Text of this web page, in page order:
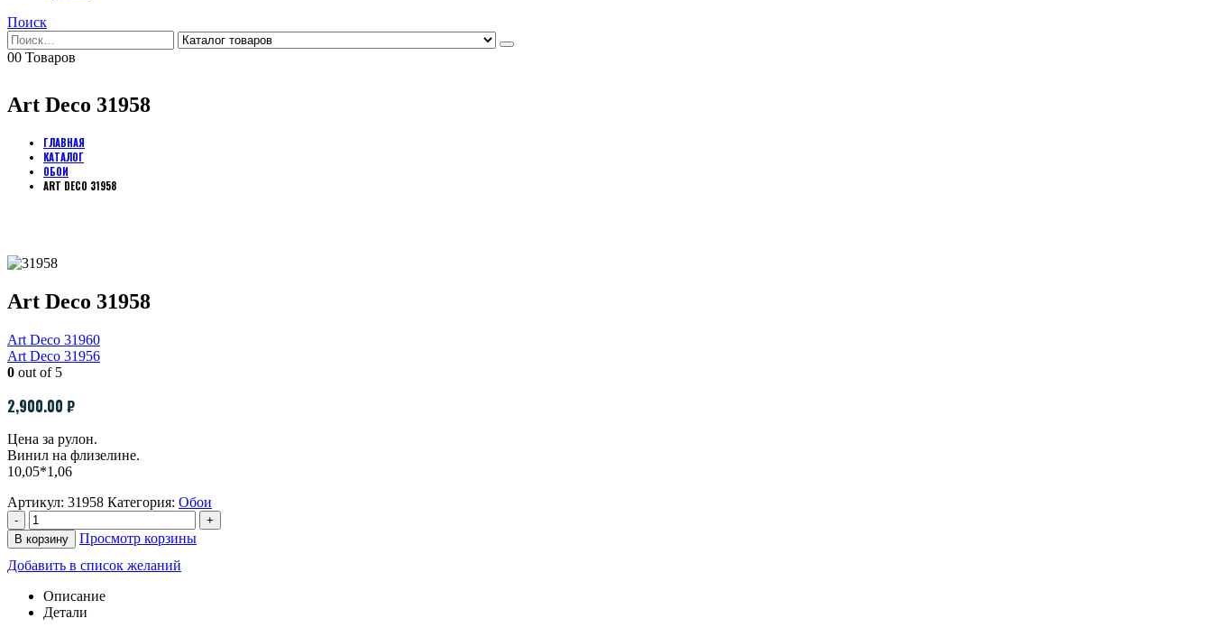
Поиск
00 Товаров
Art Deco 31958
ГЛАВНАЯ
КАТАЛОГ
ОБОИ
ART DECO 31958
Art Deco 31958
Art Deco 31960
Art Deco 31956
0 out of 5
2,900.00 ₽
Цена за рулон.
Винил на флизелине.
10,05*1,06
Артикул: 31958 Категория: Обои
-
+
В корзину
Просмотр корзины
Добавить в список желаний
Описание
Детали